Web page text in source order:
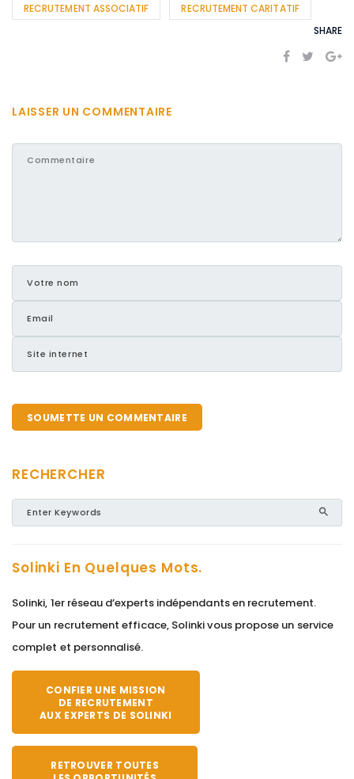
RECRUTEMENT ASSOCIATIF
RECRUTEMENT CARITATIF
SHARE
LAISSER UN COMMENTAIRE
RECHERCHER
Solinki En Quelques Mots.
Solinki, 1er réseau d’experts indépendants en recrutement.
Pour un recrutement efficace, Solinki vous propose un service
complet et personnalisé.
CONFIER UNE MISSION
DE RECRUTEMENT
AUX EXPERTS DE SOLINKI
RETROUVER TOUTES